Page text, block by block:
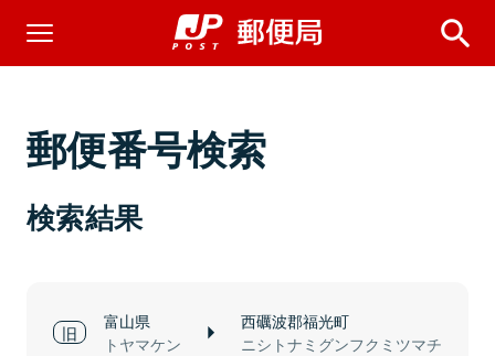
郵便番号検索
検索結果
富山県
トヤマケン
西礪波郡福光町
ニシトナミグンフクミツマチ